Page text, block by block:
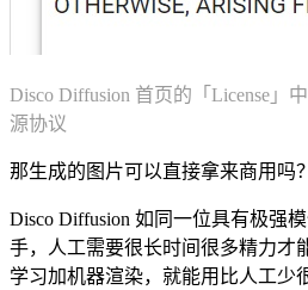
Disco Diffusion 首页的「License」
源协议
那生成的图片可以直接拿来商用吗
Disco Diffusion 如同一位具有极强
手，人工需要很长时间很多精力才
学习加机器渲染，就能用比人工少